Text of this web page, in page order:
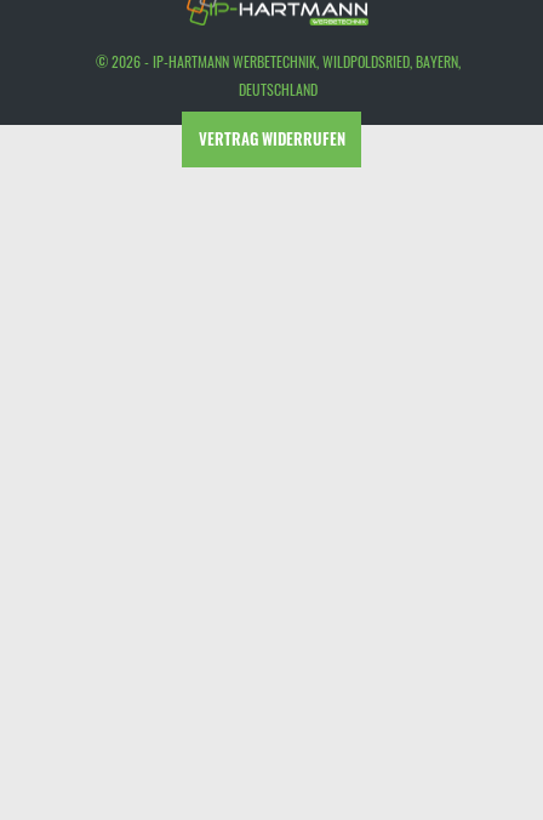
© 2026 - IP-HARTMANN WERBETECHNIK, WILDPOLDSRIED, BAYERN,
DEUTSCHLAND
VERTRAG WIDERRUFEN